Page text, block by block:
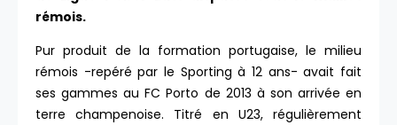
rémois.
Pur produit de la formation portugaise, le milieu
rémois -repéré par le Sporting à 12 ans- avait fait
ses gammes au FC Porto de 2013 à son arrivée en
terre champenoise. Titré en U23, régulièrement